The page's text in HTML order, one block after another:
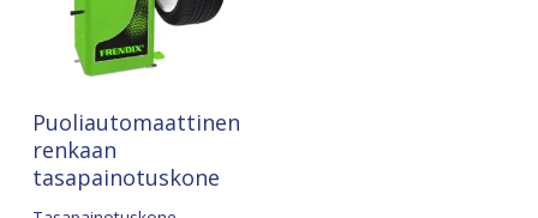
Pyydä Tarjous
Puoliautomaattinen
renkaan
tasapainotuskone